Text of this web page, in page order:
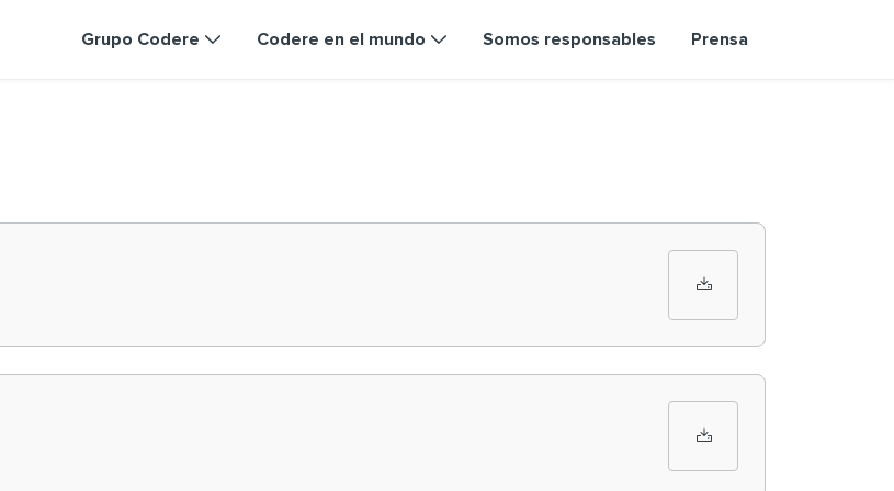
Grupo Codere Codere en el mundo Somos responsables Prensa